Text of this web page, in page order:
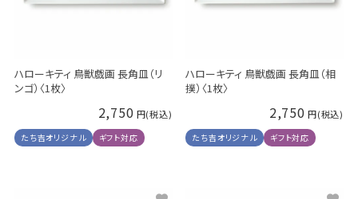
ハローキティ 鳥獣戯画 長角皿（リ
ンゴ）〈1枚〉
2,750
たち吉オリジナル ギフト対応
ハローキティ 鳥獣戯画 長角皿（相
撲）〈1枚〉
2,750
たち吉オリジナル ギフト対応